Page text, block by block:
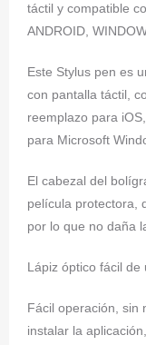
táctil y compatible
ANDROID,
Este Stylus pen es
con pantalla táctil,
reemplazo para
para Microsoft
El cabezal del
película protectora,
por lo que no daña
Lápiz óptico fácil de
Fácil operación, sin
instalar la